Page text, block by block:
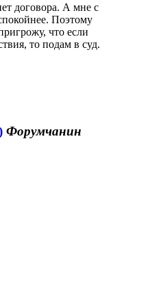
договора. А мне с
Поэтому
что если
то подам в суд.
Форумчанин